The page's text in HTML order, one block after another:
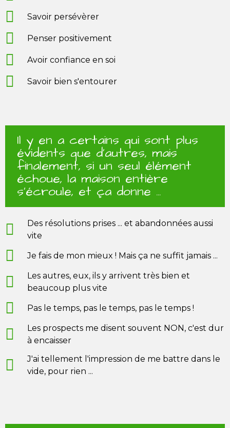
Savoir persévèrer
Penser positivement
Avoir confiance en soi
Savoir bien s'entourer
Il y en a certains qui sont plus
évidents que d'autres, mais
finalement, si un seul élément
échoue, la maison entière
s'écroule, et ça donne ...
Des résolutions prises ... et abandonnées aussi
vite
Je fais de mon mieux ! Mais ça ne suffit jamais ...
Les autres, eux, ils y arrivent très bien et
beaucoup plus vite
Pas le temps, pas le temps, pas le temps !
Les prospects me disent souvent NON, c'est dur
à encaisser
J'ai tellement l'impression de me battre dans le
vide, pour rien ...